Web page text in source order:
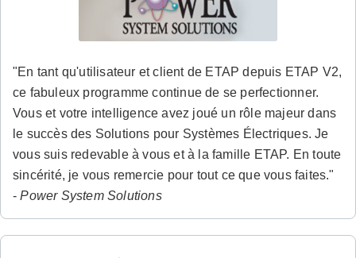
"En tant qu'utilisateur et client de ETAP depuis ETAP V2,
ce fabuleux programme continue de se perfectionner.
Vous et votre intelligence avez joué un rôle majeur dans
le succès des Solutions pour Systèmes Électriques. Je
vous suis redevable à vous et à la famille ETAP. En toute
sincérité, je vous remercie pour tout ce que vous faites."
-Power System Solutions